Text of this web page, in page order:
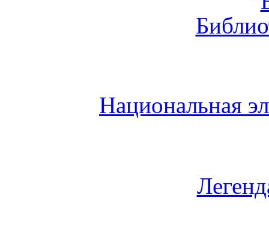
Национальная